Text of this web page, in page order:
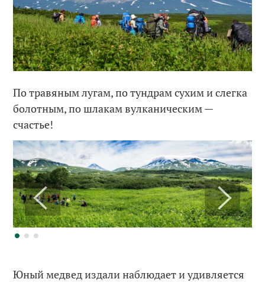
По травяным лугам, по тундрам сухим и слегка
болотным, по шлакам вулканическим —
счастье!
Юный медвед издали наблюдает и удивляется